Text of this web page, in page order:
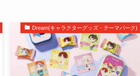
Dream(キャラクターグッズ・テーマパーク)